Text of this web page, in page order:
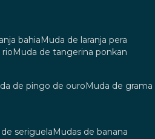
bahia
muda de laranja pera
rio
muda de tangerina ponkan
de pingo de ouro
muda de grama
de seriguela
mudas de banana